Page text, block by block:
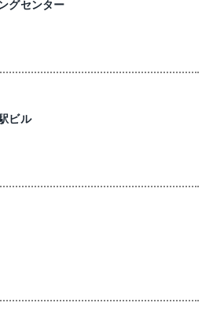
グセンター
ビル